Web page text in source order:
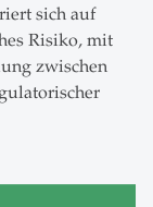
sich auf
Risiko, mit
zwischen